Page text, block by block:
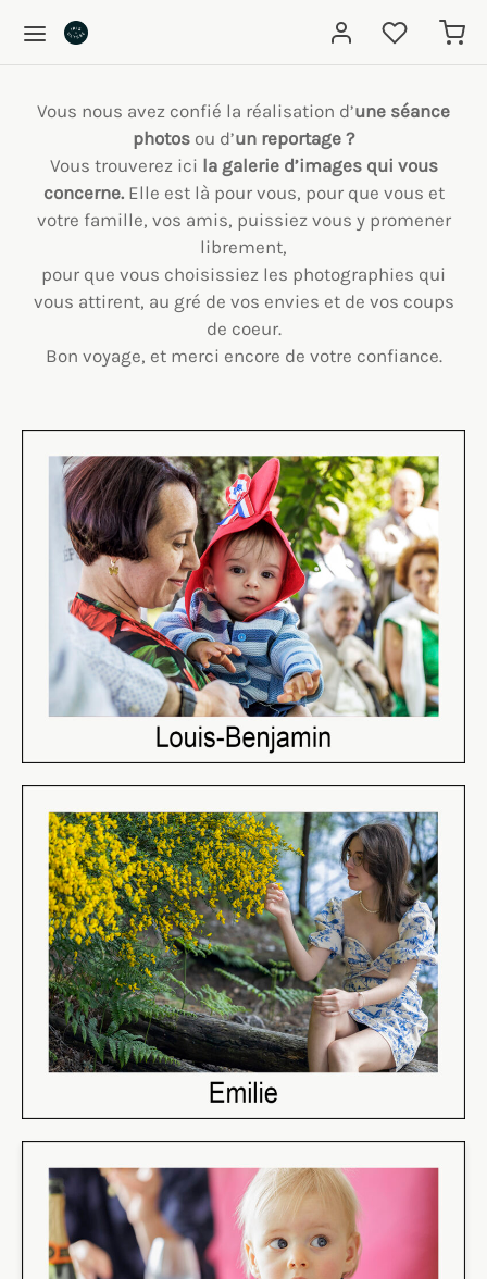
Vous nous avez confié la réalisation d’une séance
photos ou d’un reportage ?
Vous trouverez ici la galerie d’images qui vous
concerne. Elle est là pour vous, pour que vous et
votre famille, vos amis, puissiez vous y promener
librement,
pour que vous choisissiez les photographies qui
vous attirent, au gré de vos envies et de vos coups
de coeur.
Bon voyage, et merci encore de votre confiance.